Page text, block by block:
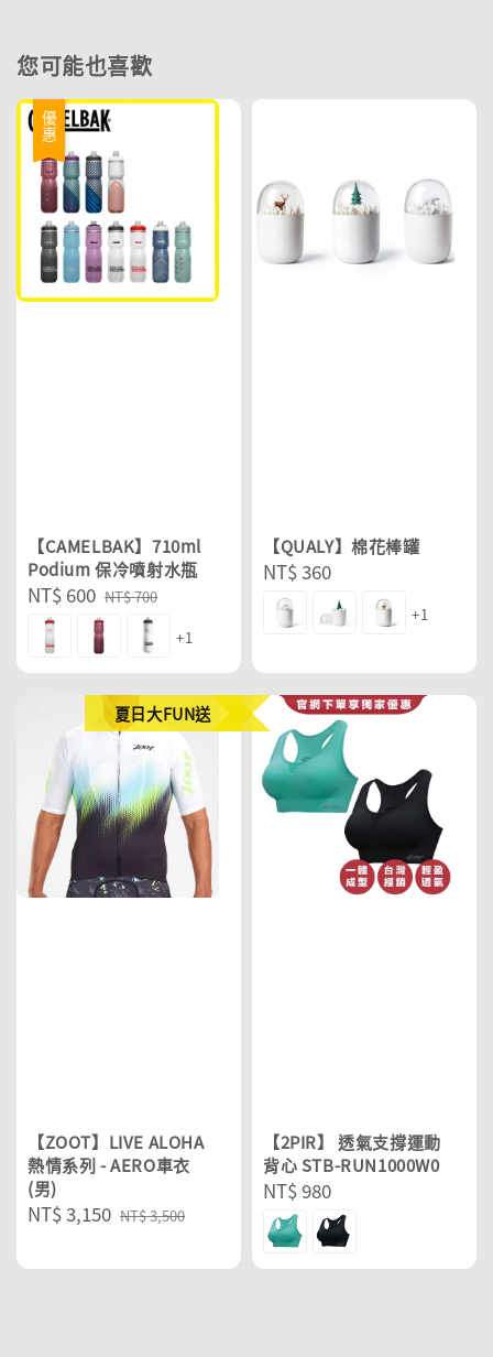
您可能也喜歡
優惠
【CAMELBAK】710ml
Podium 保冷噴射水瓶
Sale
price
NT$ 600 Regular
price
NT$ 700
+1
【QUALY】棉花棒罐
Regular
price
NT$ 360
+1
夏日大FUN送
【ZOOT】LIVE ALOHA
熱情系列 - AERO車衣
(男)
Sale
NT$ 3,150 Regular
NT$ 3,500
【2PIR】 透氣支撐運動
背心 STB-RUN1000W0
Regular
price
NT$ 980